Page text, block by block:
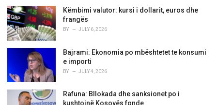
e
s
:
Këmbimi valutor: kursi i dollarit, euros dhe
frangës
BY JULY 6, 2026
Bajrami: Ekonomia po mbështetet te konsumi
e importi
BY JULY 4, 2026
Rafuna: Bllokada dhe sanksionet po i
kushtojnë Kosovës fonde